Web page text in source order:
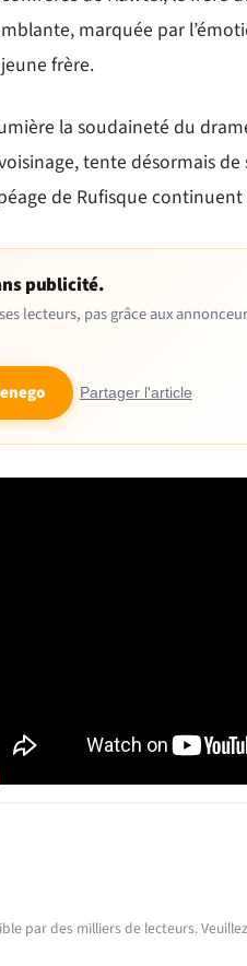
marquée par
frère.
la soudaineté du
tente désormais
de Rufisque
publicité.
lecteurs, pas grâce aux
Partager l'article
par des milliers de lecteurs.